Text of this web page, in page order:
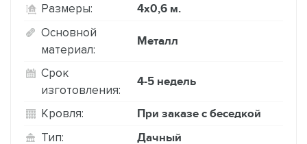
Размеры: 4х0,6 м.
Основной
материал:
Металл
Срок
изготовления:
4-5 недель
Кровля: При заказе с беседкой
Тип: Дачный